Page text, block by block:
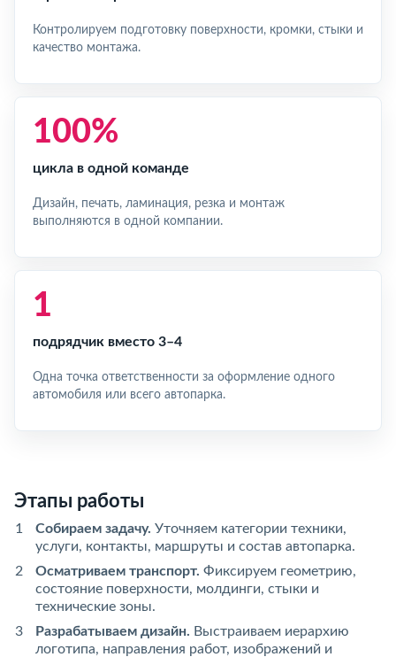
Контролируем подготовку поверхности, кромки, стыки и
качество монтажа.
100%
цикла в одной команде
Дизайн, печать, ламинация, резка и монтаж
выполняются в одной компании.
1
подрядчик вместо 3–4
Одна точка ответственности за оформление одного
автомобиля или всего автопарка.
Этапы работы
Собираем задачу. Уточняем категории техники,
услуги, контакты, маршруты и состав автопарка.
Осматриваем транспорт. Фиксируем геометрию,
состояние поверхности, молдинги, стыки и
технические зоны.
Разрабатываем дизайн. Выстраиваем иерархию
логотипа, направления работ, изображений и